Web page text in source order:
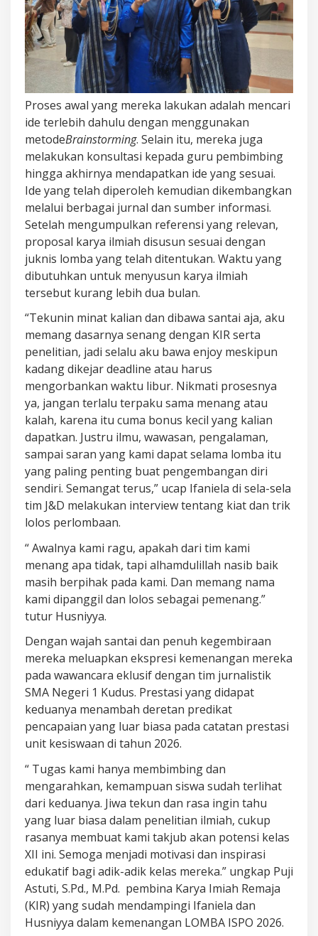
Proses awal yang mereka lakukan adalah mencari
ide terlebih dahulu dengan menggunakan
metodeBrainstorming. Selain itu, mereka juga
melakukan konsultasi kepada guru pembimbing
hingga akhirnya mendapatkan ide yang sesuai.
Ide yang telah diperoleh kemudian dikembangkan
melalui berbagai jurnal dan sumber informasi.
Setelah mengumpulkan referensi yang relevan,
proposal karya ilmiah disusun sesuai dengan
juknis lomba yang telah ditentukan. Waktu yang
dibutuhkan untuk menyusun karya ilmiah
tersebut kurang lebih dua bulan.
“Tekunin minat kalian dan dibawa santai aja, aku
memang dasarnya senang dengan KIR serta
penelitian, jadi selalu aku bawa enjoy meskipun
kadang dikejar deadline atau harus
mengorbankan waktu libur. Nikmati prosesnya
ya, jangan terlalu terpaku sama menang atau
kalah, karena itu cuma bonus kecil yang kalian
dapatkan. Justru ilmu, wawasan, pengalaman,
sampai saran yang kami dapat selama lomba itu
yang paling penting buat pengembangan diri
sendiri. Semangat terus,” ucap Ifaniela di sela-sela
tim J&D melakukan interview tentang kiat dan trik
lolos perlombaan.
“ Awalnya kami ragu, apakah dari tim kami
menang apa tidak, tapi alhamdulillah nasib baik
masih berpihak pada kami. Dan memang nama
kami dipanggil dan lolos sebagai pemenang.”
tutur Husniyya.
Dengan wajah santai dan penuh kegembiraan
mereka meluapkan ekspresi kemenangan mereka
pada wawancara eklusif dengan tim jurnalistik
SMA Negeri 1 Kudus. Prestasi yang didapat
keduanya menambah deretan predikat
pencapaian yang luar biasa pada catatan prestasi
unit kesiswaan di tahun 2026.
“ Tugas kami hanya membimbing dan
mengarahkan, kemampuan siswa sudah terlihat
dari keduanya. Jiwa tekun dan rasa ingin tahu
yang luar biasa dalam penelitian ilmiah, cukup
rasanya membuat kami takjub akan potensi kelas
XII ini. Semoga menjadi motivasi dan inspirasi
edukatif bagi adik-adik kelas mereka.” ungkap Puji
Astuti, S.Pd., M.Pd. pembina Karya Imiah Remaja
(KIR) yang sudah mendampingi Ifaniela dan
Husniyya dalam kemenangan LOMBA ISPO 2026.